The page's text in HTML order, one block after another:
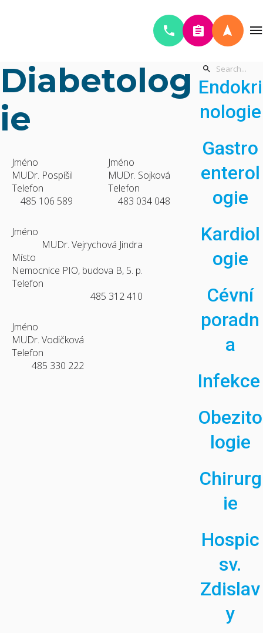
Diabetolog
ie
Jméno
MUDr. Pospíšil
Telefon
485 106 589
Jméno
MUDr. Sojková
Telefon
483 034 048
Jméno
MUDr. Vejrychová Jindra
Místo
Nemocnice PIO, budova B, 5. p.
Telefon
485 312 410
Jméno
MUDr. Vodičková
Telefon
485 330 222
Endokri
nologie
Gastro
enterol
ogie
Kardiol
ogie
Cévní
poradn
a
Infekce
Obezito
logie
Chirurg
ie
Hospic
sv.
Zdislav
y